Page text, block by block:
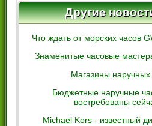
Другие
Что ждать от морских часов
Знаменитые часовые
Магазины
Бюджетные наручные
востребованы
Michael Kors - известный